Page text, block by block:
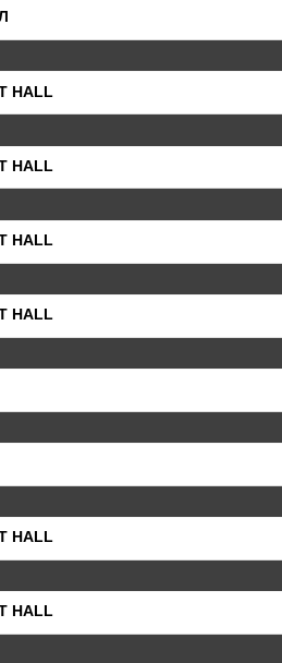
HALL
HALL
HALL
HALL
HALL
HALL